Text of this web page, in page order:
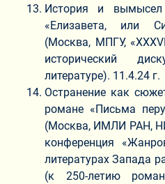
История и
«Елизавета, или
(Москва, МПГУ,
исторический
литературе). 11.4.24 г.
Остранение как
романе «Письма
(Москва, ИМЛИ РАН,
конференция
литературах Запада
(к 250-летию